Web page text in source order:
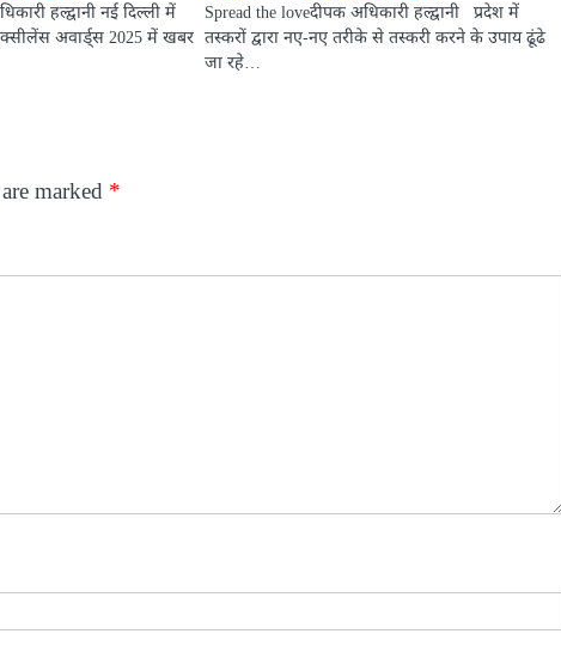
हल्द्वानी नई दिल्ली में
अवार्ड्स 2025 में खबर
Spread the loveदीपक अधिकारी हल्द्वानी प्रदेश में
तस्करों द्वारा नए-नए तरीके से तस्करी करने के उपाय ढूंढे
जा रहे…
marked *